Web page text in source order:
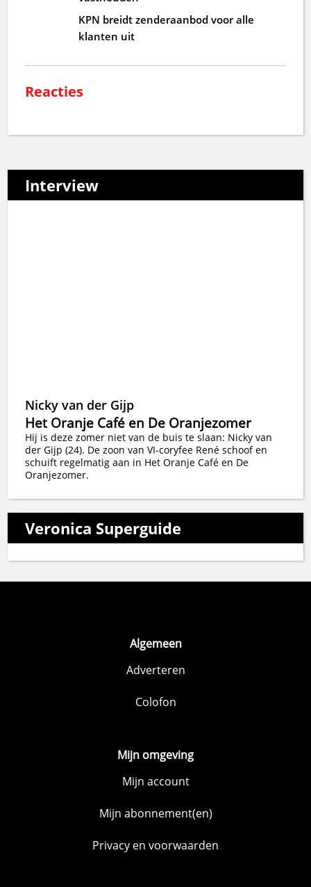
KPN breidt zenderaanbod voor alle
klanten uit
Reacties
Interview
Nicky van der Gijp
Het Oranje Café en De Oranjezomer
Hij is deze zomer niet van de buis te slaan: Nicky van
der Gijp (24). De zoon van VI-coryfee René schoof en
schuift regelmatig aan in Het Oranje Café en De
Oranjezomer.
Veronica Superguide
Algemeen
Adverteren
Colofon
Mijn omgeving
Mijn account
Mijn abonnement(en)
Privacy en voorwaarden